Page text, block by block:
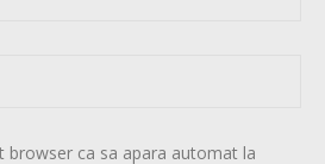
browser ca sa apara automat la